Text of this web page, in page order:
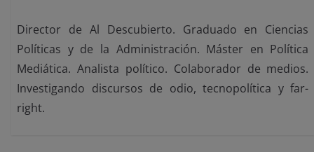
Director de Al Descubierto. Graduado en Ciencias
Políticas y de la Administración. Máster en Política
Mediática. Analista político. Colaborador de medios.
Investigando discursos de odio, tecnopolítica y far-
right.